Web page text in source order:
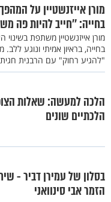
מורן אייזנשטיין על
בחייה: ''חייב להיות פה
מורן אייזנשטיין משתפת
בחייה, בראיון אמיתי ונוגע
"להגיע רחוק" עם הרבנית
הלכה למעשה: שאלות
הלכתיים שונים
בסלון של עמירן דביר -
הזמר אבי סינוואני